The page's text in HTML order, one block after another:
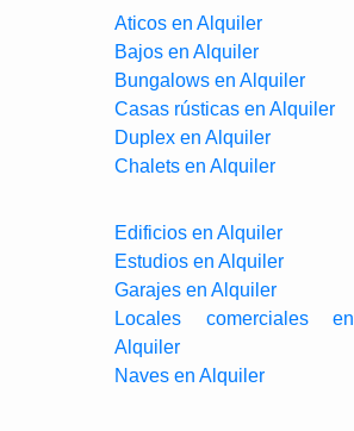
Aticos en Alquiler
Bajos en Alquiler
Bungalows en Alquiler
Casas rústicas en Alquiler
Duplex en Alquiler
Chalets en Alquiler
Edificios en Alquiler
Estudios en Alquiler
Garajes en Alquiler
Locales comerciales en
Alquiler
Naves en Alquiler